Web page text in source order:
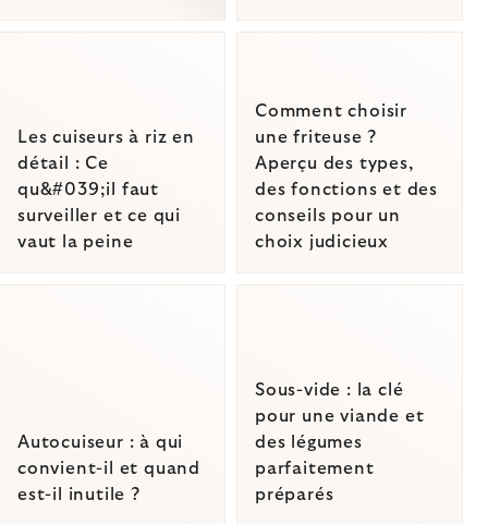
Les cuiseurs à riz en
détail : Ce
qu&#039;il faut
surveiller et ce qui
vaut la peine
Comment choisir
une friteuse ?
Aperçu des types,
des fonctions et des
conseils pour un
choix judicieux
Autocuiseur : à qui
convient-il et quand
est-il inutile ?
Sous-vide : la clé
pour une viande et
des légumes
parfaitement
préparés